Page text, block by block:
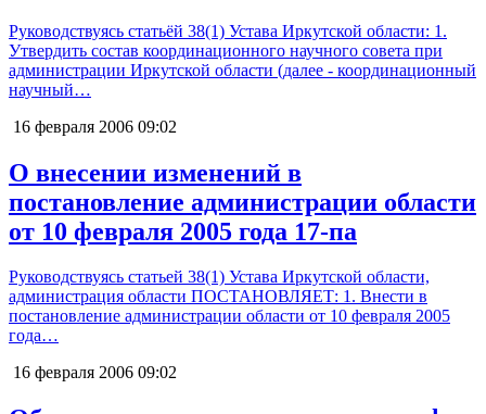
Руководствуясь статьёй 38(1) Устава Иркутской области: 1.
Утвердить состав координационного научного совета при
администрации Иркутской области (далее - координационный
научный…
16 февраля 2006 09:02
О внесении изменений в
постановление администрации области
от 10 февраля 2005 года 17-па
Руководствуясь статьей 38(1) Устава Иркутской области,
администрация области ПОСТАНОВЛЯЕТ: 1. Внести в
постановление администрации области от 10 февраля 2005
года…
16 февраля 2006 09:02